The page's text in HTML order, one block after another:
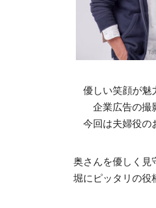
優しい笑顔が魅
企業広告の撮
今回は夫婦役の
奥さんを優しく見
堀にピッタリの役